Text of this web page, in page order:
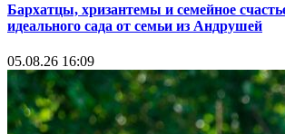
Бархатцы, хризантемы и семейное
идеального сада от семьи из Андрушей
05.08.26 16:09